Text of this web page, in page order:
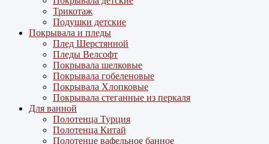
Трикотаж
Подушки детские
Покрывала и пледы
Плед Шерстянной
Пледы Велсофт
Покрывала шелковые
Покрывала гобеленовые
Покрывала Хлопковые
Покрывала стеганные из перкаля
Для ванной
Полотенца Турция
Полотенца Китай
Полотенце вафельное банное